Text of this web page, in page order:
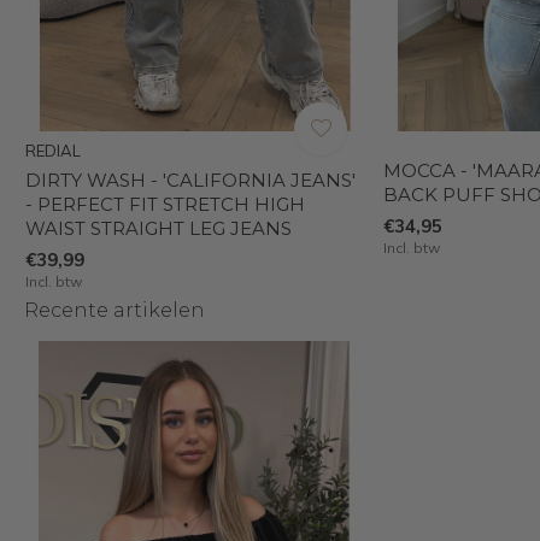
REDIAL
DIRTY WASH - 'CALIFORNIA JEANS'
- PERFECT FIT STRETCH HIGH
WAIST STRAIGHT LEG JEANS
€39,99
Incl. btw
MOCCA -
BACK PUFF
€34,95
Incl. btw
Recente artikelen